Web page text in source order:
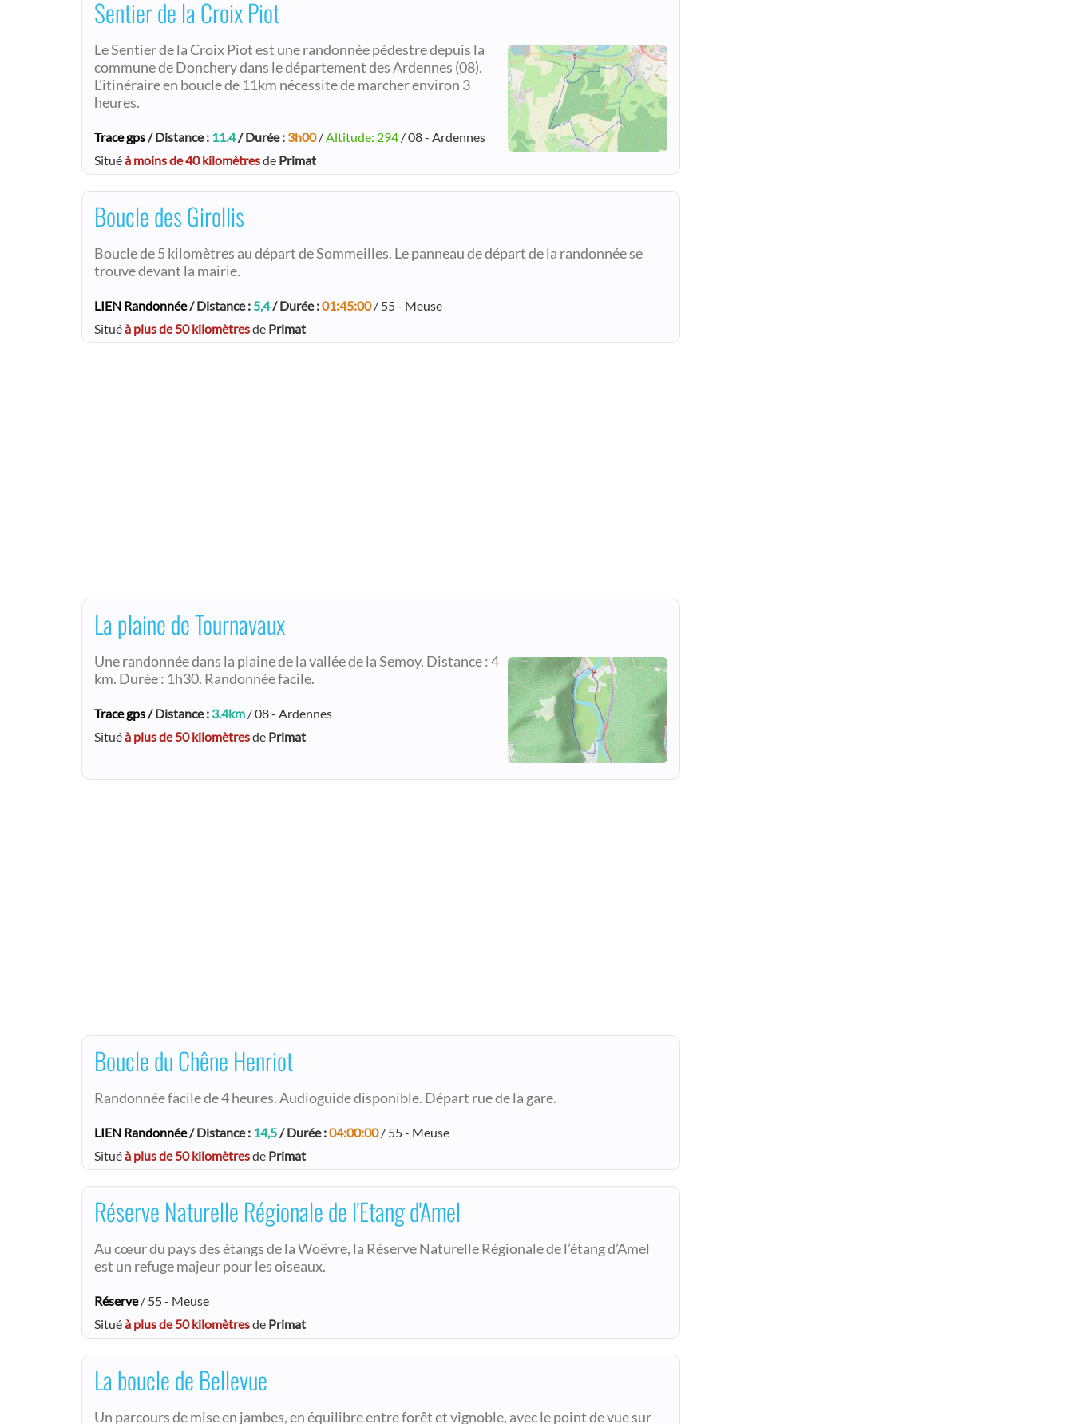
Sentier de la Croix Piot
Le Sentier de la Croix Piot est une randonnée pédestre depuis la
commune de Donchery dans le département des Ardennes (08).
L'itinéraire en boucle de 11km nécessite de marcher environ 3
heures.
Trace gps/ Distance : 11.4/ Durée : 3h00/Altitude: 294 / 08 - Ardennes
Situéà moins de 40 kilomètresde Primat
Boucle des Girollis
Boucle de 5 kilomètres au départ de Sommeilles. Le panneau de départ de la randonnée se
trouve devant la mairie.
LIEN Randonnée/ Distance : 5,4/ Durée :01:45:00/ 55 - Meuse
Situéà plus de 50 kilomètresde Primat
La plaine de Tournavaux
Une randonnée dans la plaine de la vallée de la Semoy. Distance : 4
km. Durée : 1h30. Randonnée facile.
Trace gps/ Distance : 3.4km / 08 - Ardennes
Situéà plus de 50 kilomètresde Primat
Boucle du Chêne Henriot
Randonnée facile de 4 heures. Audioguide disponible. Départ rue de la gare.
LIEN Randonnée/ Distance : 14,5/ Durée :04:00:00/ 55 - Meuse
Situéà plus de 50 kilomètresde Primat
Réserve Naturelle Régionale de l'Etang d'Amel
Au cœur du pays des étangs de la Woëvre, la Réserve Naturelle Régionale de l’étang d’Amel
est un refuge majeur pour les oiseaux.
Réserve/ 55 - Meuse
Situéà plus de 50 kilomètresde Primat
La boucle de Bellevue
Un parcours de mise en jambes, en équilibre entre forêt et vignoble, avec le point de vue sur